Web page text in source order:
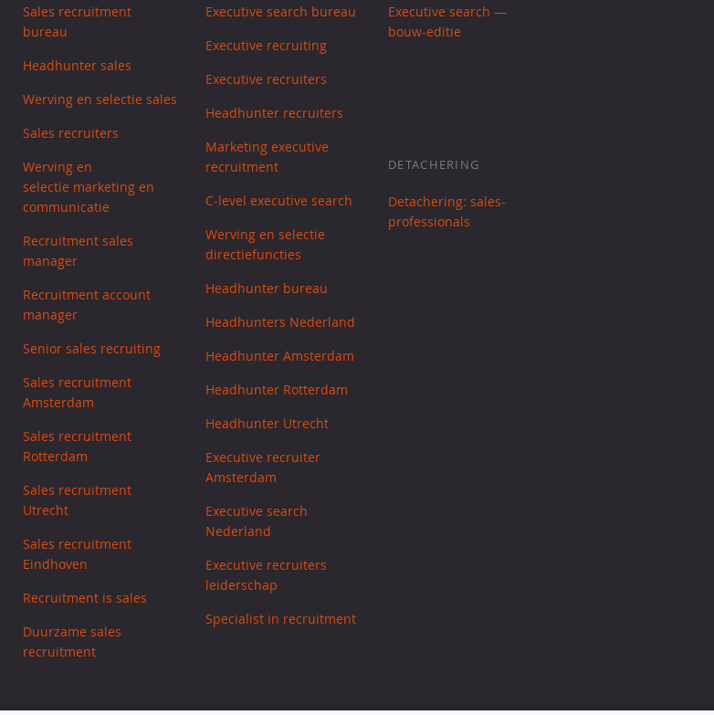
Sales recruitment
bureau
Headhunter sales
Werving en selectie sales
Sales recruiters
Werving en
selectie marketing en
communicatie
Recruitment sales
manager
Recruitment account
manager
Senior sales recruiting
Sales recruitment
Amsterdam
Sales recruitment
Rotterdam
Sales recruitment
Utrecht
Sales recruitment
Eindhoven
Recruitment is sales
Duurzame sales
recruitment
Executive search bureau
Executive recruiting
Executive recruiters
Headhunter recruiters
Marketing executive
recruitment
C-level executive search
Werving en selectie
directiefuncties
Headhunter bureau
Headhunters Nederland
Headhunter Amsterdam
Headhunter Rotterdam
Headhunter Utrecht
Executive recruiter
Amsterdam
Executive search
Nederland
Executive recruiters
leiderschap
Specialist in recruitment
Executive search —
bouw-editie
DETACHERING
Detachering: sales-
professionals